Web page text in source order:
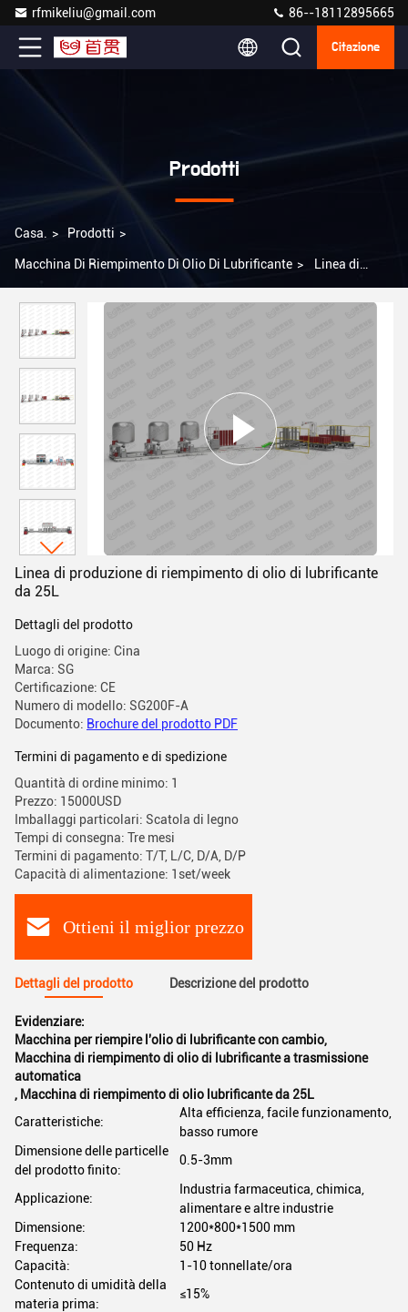
rfmikeliu@gmail.com 86--18112895665
Citazione
Prodotti
Casa. > Prodotti >
Macchina Di Riempimento Di Olio Di Lubrificante > Linea di
Linea di produzione di riempimento di olio di lubrificante
da 25L
Dettagli del prodotto
Luogo di origine: Cina
Marca: SG
Certificazione: CE
Numero di modello: SG200F-A
Documento: Brochure del prodotto PDF
Termini di pagamento e di spedizione
Quantità di ordine minimo: 1
Prezzo: 15000USD
Imballaggi particolari: Scatola di legno
Tempi di consegna: Tre mesi
Termini di pagamento: T/T, L/C, D/A, D/P
Capacità di alimentazione: 1set/week
Ottieni il miglior prezzo
Dettagli del prodotto Descrizione del prodotto
Evidenziare:
Macchina per riempire l'olio di lubrificante con cambio,
Macchina di riempimento di olio di lubrificante a trasmissione
automatica
, Macchina di riempimento di olio lubrificante da 25L
Caratteristiche:
Alta efficienza, facile funzionamento,
basso rumore
Dimensione delle particelle
del prodotto finito:
0.5-3mm
Applicazione:
Industria farmaceutica, chimica,
alimentare e altre industrie
Dimensione:
1200*800*1500 mm
Frequenza:
50 Hz
Capacità:
1-10 tonnellate/ora
Contenuto di umidità della
materia prima:
≤15%